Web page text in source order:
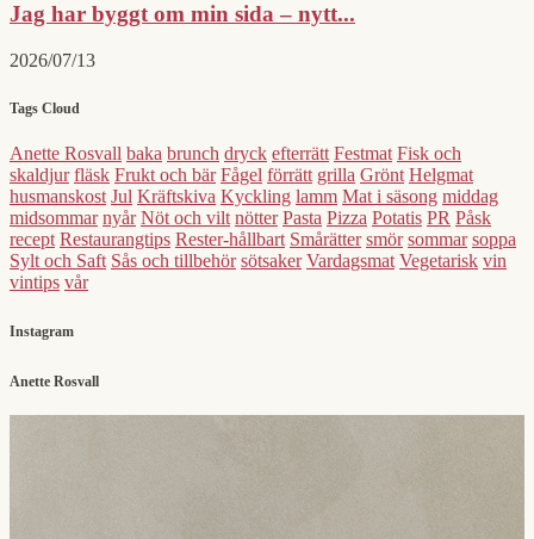
Jag har byggt om min sida – nytt...
2026/07/13
Tags Cloud
Anette Rosvall baka brunch dryck efterrätt Festmat Fisk och
skaldjur fläsk Frukt och bär Fågel förrätt grilla Grönt Helgmat
husmanskost Jul Kräftskiva Kyckling lamm Mat i säsong middag
midsommar nyår Nöt och vilt nötter Pasta Pizza Potatis PR Påsk
recept Restaurangtips Rester-hållbart Smårätter smör sommar soppa
Sylt och Saft Sås och tillbehör sötsaker Vardagsmat Vegetarisk vin
vintips vår
Instagram
Anette Rosvall